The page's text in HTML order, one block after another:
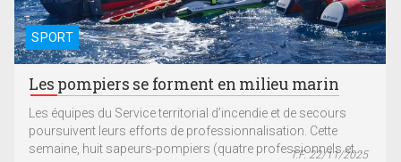
SPORT
Les pompiers se forment en milieu marin
Les équipes du Service territorial d’incendie et de secours
poursuivent leurs efforts de professionnalisation. Cette
semaine, huit sapeurs-pompiers (quatre professionnels et...
T.F. 22/11/2025